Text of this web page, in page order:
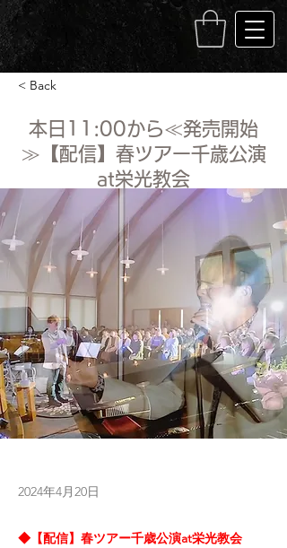
< Back
本日11:00から≪発売開始
≫【配信】春ツアー千歳公演
at栄光教会
2024年4月20日
◆【配信】春ツアー千歳公演at栄光教会